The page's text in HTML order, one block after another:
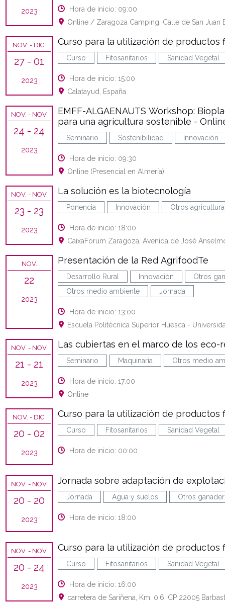
2023
Hora de inicio: 09:00
Online / Zaragoza Camping, Calle de San Juan
NOV. - DIC.
27 - 01
2023
Curso para la utilización de productos
Curso Fitosanitarios Sanidad Vegetal
Hora de inicio: 15:00
Calatayud, España
NOV. - NOV.
24 - 24
2023
EMFF-ALGAENAUTS Workshop:
para una agricultura sostenible -
Seminario Sostenibilidad Innovación
Hora de inicio: 09:30
Online (Presencial en Almería)
NOV. - NOV.
23 - 23
2023
La solución es la biotecnología
Ponencia Innovación Otros agricultura
Hora de inicio: 18:00
CaixaForum Zaragoza, Avenida de José
NOV.
22
2023
Presentación de la Red AgrifoodTe
Desarrollo Rural Innovación
Otros
Otros medio ambiente
Jornada
Hora de inicio: 13:00
Escuela Politécnica Superior Huesca -
NOV. - NOV.
21 - 21
2023
Las cubiertas en el marco de los eco-
Seminario Maquinaria Otros medio
Hora de inicio: 17:00
Online
NOV. - DIC.
20 - 02
2023
Curso para la utilización de productos
Curso Fitosanitarios Sanidad Vegetal
Hora de inicio: 00:00
NOV. - NOV.
20 - 20
2023
Jornada sobre adaptación de
Jornada Agua y suelos Otros
Hora de inicio: 18:00
NOV. - NOV.
20 - 24
2023
Curso para la utilización de productos
Curso Fitosanitarios Sanidad Vegetal
Hora de inicio: 16:00
carretera de Sariñena, Km. 0,6, CP 22005